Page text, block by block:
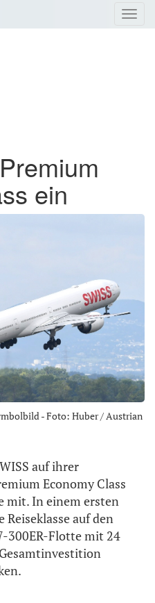
ein
- Foto: Huber / Austrian
auf ihrer
Economy Class
mit. In einem ersten
auf den
300ER-Flotte mit 24